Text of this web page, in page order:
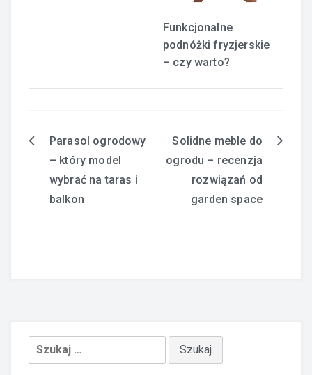
Funkcjonalne
podnóżki fryzjerskie
– czy warto?
Nawigacja
wpisu
Parasol ogrodowy
– który model
wybrać na taras i
balkon
Solidne meble do
ogrodu – recenzja
rozwiązań od
garden space
Szukaj: